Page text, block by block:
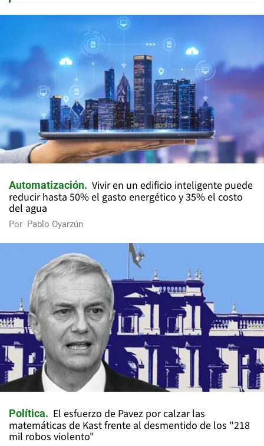
Automatización
Vivir en un edificio inteligente puede
reducir hasta 50% el gasto energético y 35% el costo
del agua
Por Pablo Oyarzún
Política
El esfuerzo de Pavez por calzar las
matemáticas de Kast frente al desmentido de los "218
mil robos violento"